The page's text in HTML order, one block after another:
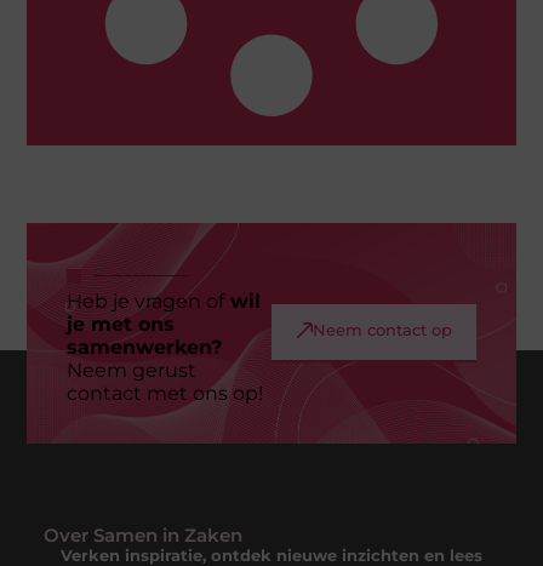
Heb je vragen ofwil
je met ons
samenwerken?
Neem gerust
contact met ons op!
Neem contact op
Over Samen in Zaken
Verken inspiratie, ontdek nieuwe inzichten en lees